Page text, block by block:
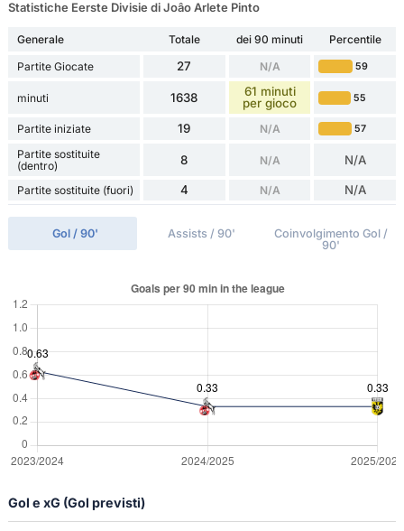
Statistiche Eerste Divisie di Joâo Arlete Pinto
Generale Totale dei 90 minuti
Percentile
Partite Giocate
27 N/A 59
minuti 1638
61 minuti
per gioco
55
Partite iniziate 19 N/A 57
Partite sostituite
(dentro)
8 N/A N/A
Partite sostituite (fuori) 4 N/A N/A
Gol / 90' Assists / 90'
Coinvolgimento Gol /
90'
Gol e xG (Gol previsti)